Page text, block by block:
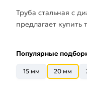
Труба стальная с
предлагает
Популярные
15 мм 20 мм